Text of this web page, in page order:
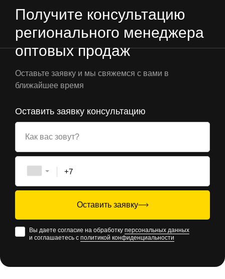
Получите консультацию
регионального менеджера
оптовых продаж
Оставьте заявку и мы свяжемся с вами в
ближайшее время
Оставить заявку консультацию
Как вас зовут?
+7
Оставить заявку
Вы даете согласие на обработку персональных данных
и соглашаетесь с политикой конфиденциальности